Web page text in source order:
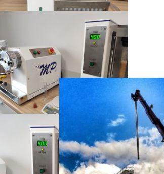
IMG_20210423_134647
IMG_20210423_134634